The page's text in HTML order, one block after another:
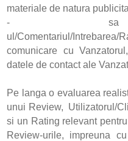
materiale de natura
- sa nu
ul/Comentariul/
comunicare cu
datele de contact ale
Pe langa o evaluarea
unui Review, Utilizatorul/
si un Rating relevant
Review-urile, impreuna